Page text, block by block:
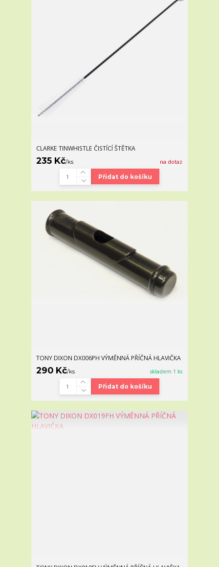
CLARKE TINWHISTLE ČISTÍCÍ ŠTĚTKA
235 Kč/ks na dotaz
Přidat do košíku
TONY DIXON DX006PH VÝMĚNNÁ PŘÍČNÁ HLAVIČKA
290 Kč/ks skladem 1 ks
Přidat do košíku